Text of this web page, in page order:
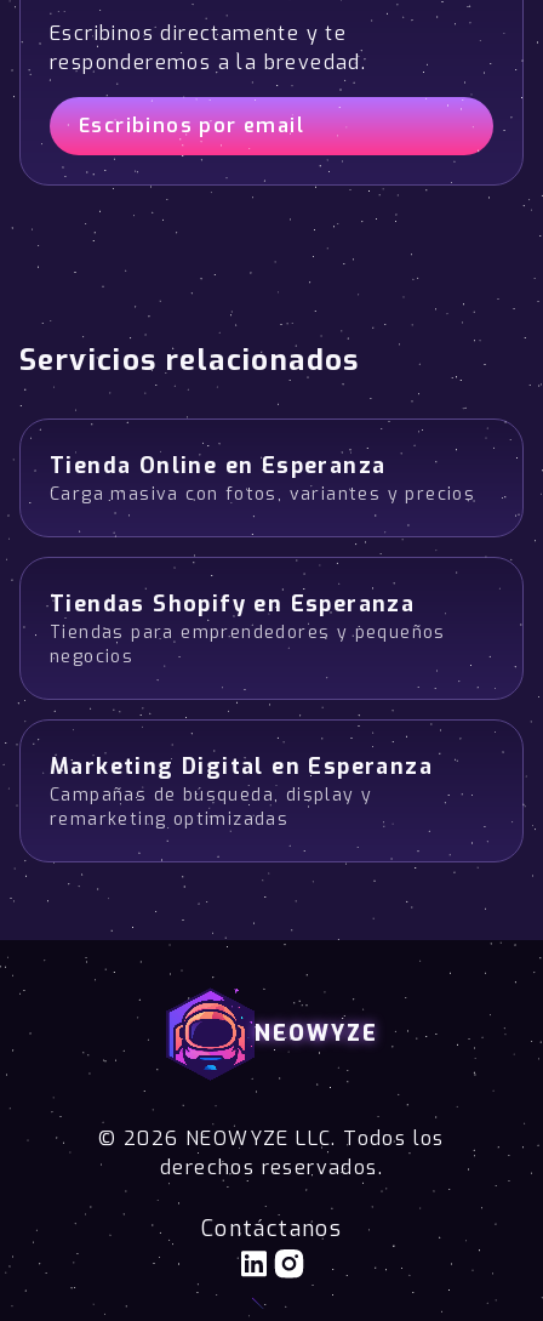
Escribinos directamente y te
responderemos a la brevedad.
Escribinos por email
Servicios relacionados
Tienda Online en Esperanza
Carga masiva con fotos, variantes y precios
Tiendas Shopify en Esperanza
Tiendas para emprendedores y pequeños
negocios
Marketing Digital en Esperanza
Campañas de búsqueda, display y
remarketing optimizadas
NEOWYZE
© 2026 NEOWYZE LLC. Todos los
derechos reservados.
Contáctanos